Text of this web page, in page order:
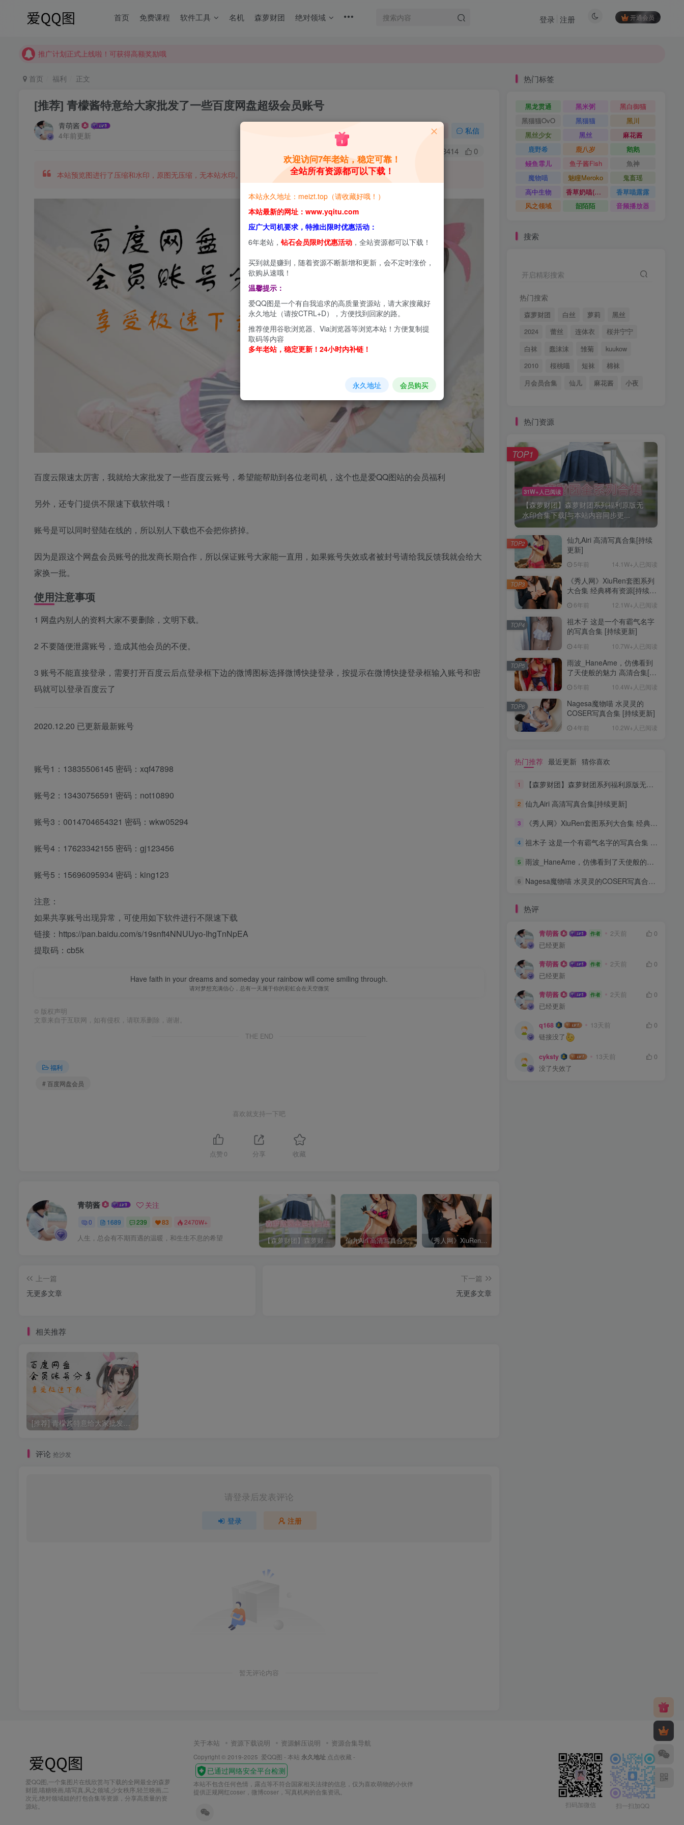
首页 免费课程 软件工具 名机 森萝财团 绝对领域 开通会员
登录 注册
推广计划正式上线啦！可获得高额奖励哦
推广计划正式上线啦！可获得高额奖励哦
首页 福利 正文
[推荐] 青檬酱特意给大家批发了一些百度网盘超级会员账号
青萌酱
4年前更新
关注 私信
3414 0
本站预览图进行了压缩和水印，原图无压缩，无本站水印。
百度云限速太厉害，我就给大家批发了一些百度云账号，希望能帮助到各位老司机，这个也是爱QQ图站的会员福利
另外，还专门提供不限速下载软件哦！
账号是可以同时登陆在线的，所以别人下载也不会把你挤掉。
因为是跟这个网盘会员账号的批发商长期合作，所以保证账号大家能一直用，如果账号失效或者被封号请给我反馈我就会给大
家换一批。
使用注意事项
1 网盘内别人的资料大家不要删除，文明下载。
2 不要随便泄露账号，造成其他会员的不便。
3 账号不能直接登录，需要打开百度云后点登录框下边的微博图标选择微博快捷登录，按提示在微博快捷登录框输入账号和密
码就可以登录百度云了
2020.12.20 已更新最新账号
账号1：13835506145 密码：xqf47898
账号2：13430756591 密码：not10890
账号3：0014704654321 密码：wkw05294
账号4：17623342155 密码：gj123456
账号5：15696095934 密码：king123
注意：
如果共享账号出现异常，可使用如下软件进行不限速下载
链接：https://pan.baidu.com/s/19snft4NNUUyo-IhgTnNpEA
提取码：cb5k
Have faith in your dreams and someday your rainbow will come smiling through.
请对梦想充满信心，总有一天属于你的彩虹会在天空微笑
© 版权声明
文章来自于互联网，如有侵权，请联系删除，谢谢。
THE END
福利
# 百度网盘会员
喜欢就支持一下吧
点赞 0 分享 收藏
青萌酱 关注
0 1689 239 83 2470W+
人生，总会有不期而遇的温暖，和生生不息的希望 【森萝财团】森萝财团系列福利原版无水印合集下载[与本站内容同步更新] 仙九Airi 高清写真合集[持续更新] 《秀人网》XiuRen套图系列大合集 经典稀有资源[持续更新]
上一篇
无更多文章
下一篇
无更多文章
相关推荐
评论 抢沙发
请登录后发表评论
登录 注册
暂无评论内容
热门标签
黑龙贯通 黑米粥
黑白御猫
黑猫猫OvO
黑猫猫
黑川
黑丝少女
黑丝
麻花酱
鹿野希
鹿八岁
鹅鹅
鳗鱼霏儿
鱼子酱Fish
魚神
魔物喵
魅瞳Meroko
鬼畜瑶
高中生物
香草奶喵(筱田甜)
香草喵露露
风之领域
韶陌陌 音频播放器
搜索
开启精彩搜索
热门搜索
森萝财团 白丝 萝莉
黑丝
2024
蕾丝 连体衣
桜井宁宁
白袜
蠢沫沫 雏菊
kuukow
2010
桜桃喵 短袜
棉袜
月会员合集
仙儿 麻花酱 小夜
热门资源
31W+人已阅读
【森萝财团】森萝财团系列福利原版无
水印合集下载[与本站内容同步更...
TOP1
仙九Airi 高清写真合集[持续
更新]
5年前 14.1W+人已阅读
TOP2
《秀人网》XiuRen套图系列
大合集 经典稀有资源[持续更
6年前 12.1W+人已阅读
TOP3
祖木子 这是一个有霸气名字
的写真合集 [持续更新]
4年前 10.7W+人已阅读
TOP4
雨波_HaneAme，仿佛看到
了天使般的魅力 高清合集[持
5年前 10.4W+人已阅读
TOP5
Nagesa魔物喵 水灵灵的
COSER写真合集 [持续更新]
4年前 10.2W+人已阅读
TOP6
热门推荐 最近更新 猜你喜欢
1 【森萝财团】森萝财团系列福利原版无水印合集下载[与本站内容同步更新]
2 仙九Airi 高清写真合集[持续更新]
3 《秀人网》XiuRen套图系列大合集 经典稀有资源[持续更新]
4 祖木子 这是一个有霸气名字的写真合集 [持续更新]
5 雨波_HaneAme，仿佛看到了天使般的魅力 高清合集[持续更新]
6 Nagesa魔物喵 水灵灵的COSER写真合集 [持续更新]
热评
青萌酱 作者 2天前
0
已经更新
青萌酱 作者 2天前
0
已经更新
青萌酱 作者 2天前
0
已经更新
q168 13天前
0
链接没了
cyksty 13天前
0
没了失效了
爱QQ图,一个集图片在线欣赏与下载的全网最全的森萝
财团,喵糖映画,喵写真,风之领域,少女秩序,轻兰映画,二
次元,绝对领域姐的打包合集等资源，分享高质量的资
源站。
关于本站 资源下载说明 资源解压说明 资源合集导航
Copyright © 2019-2025 爱QQ图 - 本站 永久地址 点点收藏 -
本站不包含任何色情，露点等不符合国家相关法律的信息，仅为喜欢萌物的小伙伴
提供正规网红coser，微博coser，写真机构的合集资讯。
扫码加微信
扫一扫加QQ
欢迎访问7年老站，稳定可靠！
全站所有资源都可以下载！
本站永久地址：meizt.top（请收藏好哦！）
本站最新的网址：www.yqitu.com
应广大司机要求，特推出限时优惠活动：
6年老站， 钻石会员限时优惠活动 ，全站资源都可以下载！
买到就是赚到，随着资源不断新增和更新，会不定时涨价，
欲购从速哦！
温馨提示：
爱QQ图是一个有自我追求的高质量资源站，请大家搜藏好
永久地址（请按CTRL+D），方便找到回家的路。
推荐使用谷歌浏览器、Via浏览器等浏览本站！方便复制提
取码等内容
多年老站，稳定更新！24小时内补链！
永久地址 会员购买